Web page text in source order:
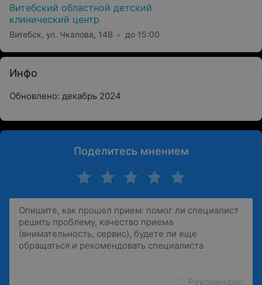
Витебский областной детский
клинический центр
Витебск, ул. Чкалова, 14В до 15:00
Инфо
Обновлено: декабрь 2024
Поделитесь мнением
Рекомендую